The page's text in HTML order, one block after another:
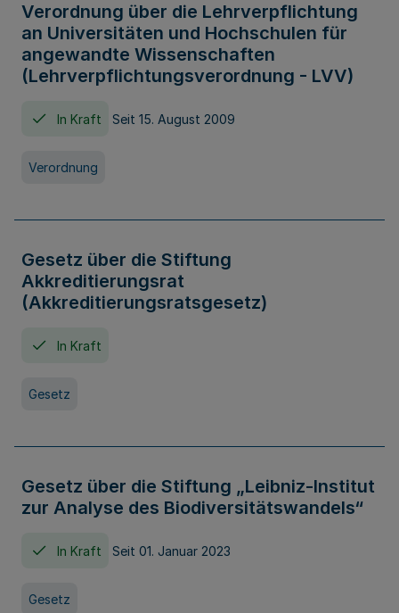
Verordnung über die Lehrverpflichtung
an Universitäten und Hochschulen für
angewandte Wissenschaften
(Lehrverpflichtungsverordnung - LVV)
In Kraft Seit 15. August 2009
Verordnung
Gesetz über die Stiftung
Akkreditierungsrat
(Akkreditierungsratsgesetz)
In Kraft
Gesetz
Gesetz über die Stiftung „Leibniz-Institut
zur Analyse des Biodiversitätswandels“
In Kraft Seit 01. Januar 2023
Gesetz